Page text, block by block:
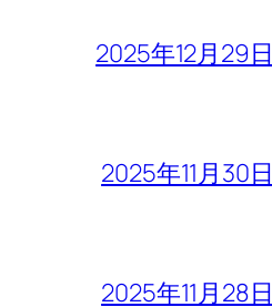
2025年12月29日
2025年11月30日
2025年11月28日